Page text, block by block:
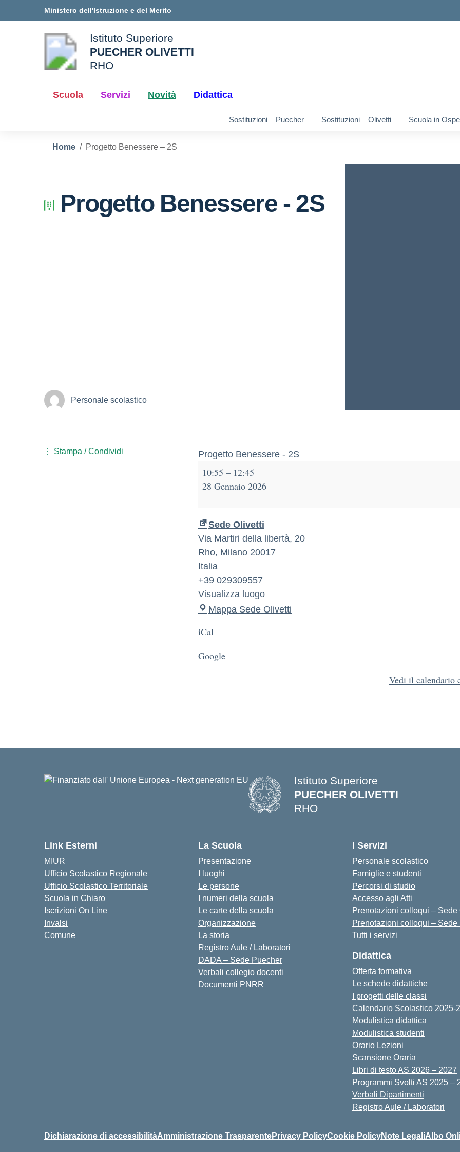
Ministero dell'Istruzione e del Merito
della scuola
Istituto Superiore
PUECHER OLIVETTI
RHO
Scuola Servizi Novità Didattica
Sostituzioni – Puecher Sostituzioni – Olivetti Scuola in
Home Progetto Benessere – 2S
Progetto Benessere - 2S
Personale scolastico
Stampa / Condividi Progetto Benessere - 2S
10:55 – 12:45
28 Gennaio 2026
Sede Olivetti
Via Martiri della libertà, 20
Rho, Milano 20017
Italia
+39 029309557
Visualizza luogo
Mappa Sede Olivetti
iCal
Google
Vedi il calendario
Istituto Superiore
PUECHER OLIVETTI
RHO
Link Esterni
MIUR
Ufficio Scolastico Regionale
Ufficio Scolastico Territoriale
Scuola in Chiaro
Iscrizioni On Line
Invalsi
Comune
La Scuola
Presentazione
I luoghi
Le persone
I numeri della scuola
Le carte della scuola
Organizzazione
La storia
Registro Aule / Laboratori
DADA – Sede Puecher
Verbali collegio docenti
Documenti PNRR
I Servizi
Personale scolastico
Famiglie e studenti
Percorsi di studio
Accesso agli Atti
Prenotazioni colloqui – Sede
Prenotazioni colloqui – Sede
Tutti i servizi
Didattica
Offerta formativa
Le schede didattiche
I progetti delle classi
Calendario Scolastico 2025-
Modulistica didattica
Modulistica studenti
Orario Lezioni
Scansione Oraria
Libri di testo AS 2026 – 2027
Programmi Svolti AS 2025 –
Verbali Dipartimenti
Registro Aule / Laboratori
Dichiarazione di accessibilitàAmministrazione TrasparentePrivacy PolicyCookie PolicyNote LegaliAlbo